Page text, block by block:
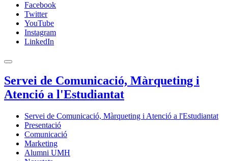
Facebook
Twitter
YouTube
Instagram
LinkedIn
Servei de Comunicació, Màrqueting i
Atenció a l'Estudiantat
Servei de Comunicació, Màrqueting i Atenció a l'Estudiantat
Presentació
Comunicació
Marketing
Alumni UMH